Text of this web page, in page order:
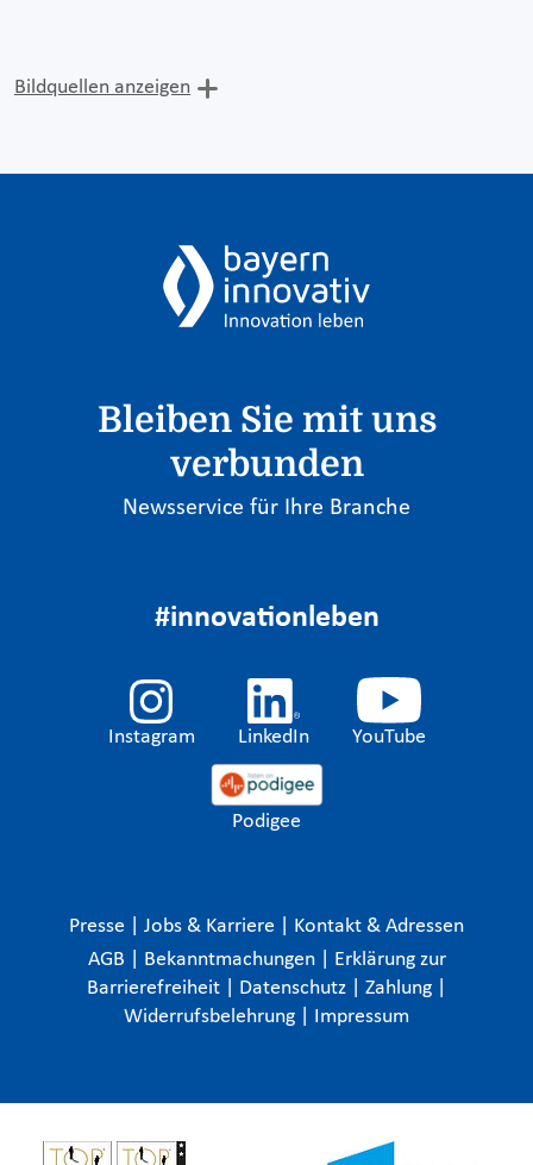
Bildquellen anzeigen
Bleiben Sie mit uns
verbunden
Newsservice für Ihre Branche
#innovationleben
Instagram LinkedIn YouTube
Podigee
Presse Jobs & Karriere
Kontakt & Adressen
AGB
Bekanntmachungen
Erklärung zur
Barrierefreiheit
Datenschutz Zahlung
Widerrufsbelehrung
Impressum